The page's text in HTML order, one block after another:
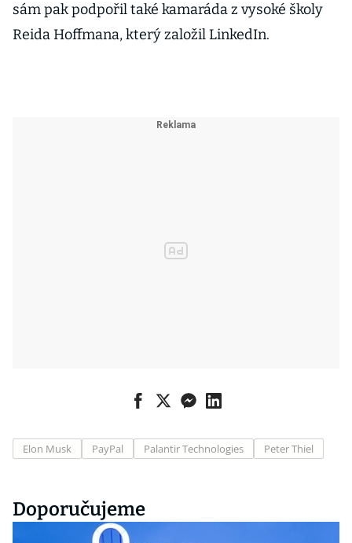
sám pak podpořil také kamaráda z vysoké školy
Reida Hoffmana, který založil LinkedIn.
Elon Musk PayPal Palantir Technologies Peter Thiel
Doporučujeme